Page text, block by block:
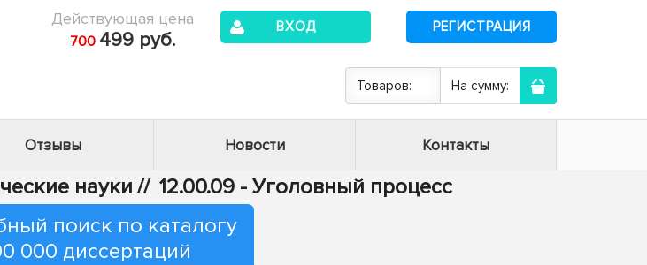
Действующая цена
700 499 руб.
ВХОД РЕГИСТРАЦИЯ
Товаров: На сумму:
Отзывы Новости Контакты
науки // 12.00.09 - Уголовный процесс
поиск по каталогу
000 диссертаций